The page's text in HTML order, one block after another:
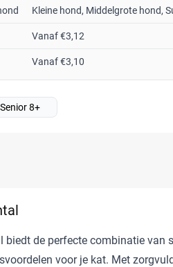
Kleine hond, Middelgrote hond,
Vanaf €3,12
Vanaf €3,10
8+
biedt de perfecte combinatie van
voor je kat. Met